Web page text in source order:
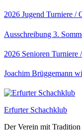
2026 Jugend Turniere /
Ausschreibung 3.
2026 Senioren Turniere
Joachim Brüggemann
Erfurter Schachklub
Der Verein mit Tradition